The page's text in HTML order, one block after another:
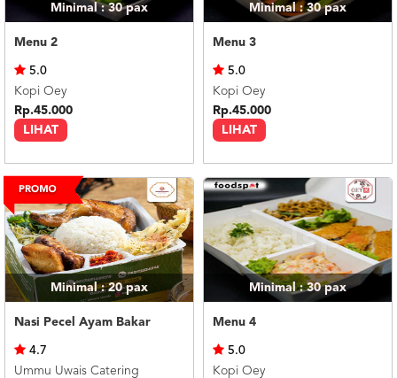
Minimal : 30pax
Menu 2
LIHAT
5.0
Kopi Oey
Rp.45.000
Minimal : 30pax
Menu 3
LIHAT
5.0
Kopi Oey
Rp.45.000
Minimal : 20pax
Nasi Pecel Ayam Bakar
4.7
Ummu Uwais Catering
Minimal : 30pax
Menu 4
5.0
Kopi Oey